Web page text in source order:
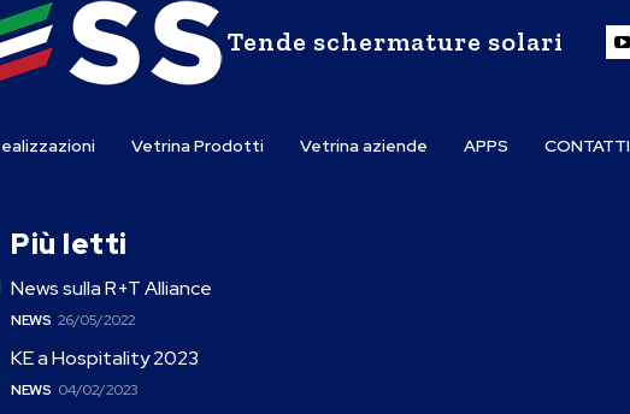
Tende schermature solari
Vetrina Prodotti Vetrina aziende APPS CONTATTI
Più letti
News sulla R+T Alliance
NEWS 26/05/2022
KE a Hospitality 2023
NEWS 04/02/2023